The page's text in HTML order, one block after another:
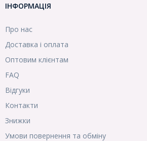
ІНФОРМАЦІЯ
Про нас
Доставка і оплата
Оптовим клієнтам
FAQ
Відгуки
Контакти
Знижки
Умови повернення та обміну